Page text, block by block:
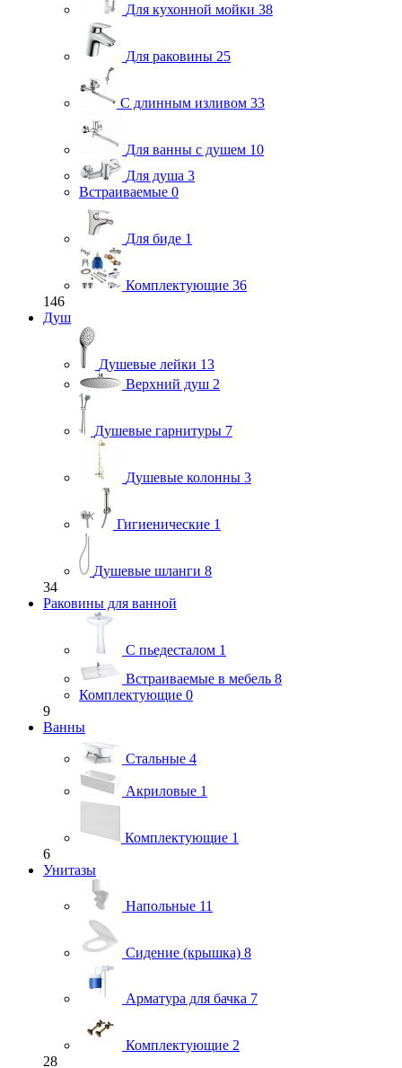
Для кухонной мойки 38
Для раковины 25
С длинным изливом 33
Для ванны с душем 10
Для душа 3
Встраиваемые 0
Для биде 1
Комплектующие 36
146
Душ
Душевые лейки 13
Верхний душ 2
Душевые гарнитуры 7
Душевые колонны 3
Гигиенические 1
Душевые шланги 8
34
Раковины для ванной
С пьедесталом 1
Встраиваемые в мебель 8
Комплектующие 0
9
Ванны
Стальные 4
Акриловые 1
Комплектующие 1
6
Унитазы
Напольные 11
Сидение (крышка) 8
Арматура для бачка 7
Комплектующие 2
28